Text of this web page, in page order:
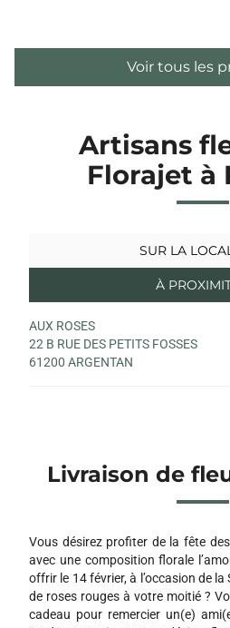
Voir tous les
Artisans
Florajet à
SUR LA
À
AUX ROSES
22 B RUE DES PETITS FOSSES
61200 ARGENTAN
Livraison de
Vous désirez profiter de la fête
avec une composition florale
offrir le 14 février, à l’occasion de
de roses rouges à votre moitié ?
cadeau pour remercier un(e)